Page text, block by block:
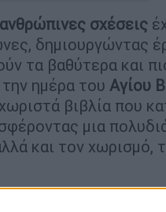
ανθρώπινες σχέσεις
δημιουργώντας
τα βαθύτερα και
ημέρα του Αγίου
βιβλία που
μια
και τον χωρισμό,